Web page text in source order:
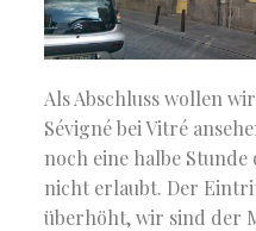
Als Abschluss wollen
Sévigné bei Vitré
noch eine halbe
nicht erlaubt. Der
überhöht, wir sind der